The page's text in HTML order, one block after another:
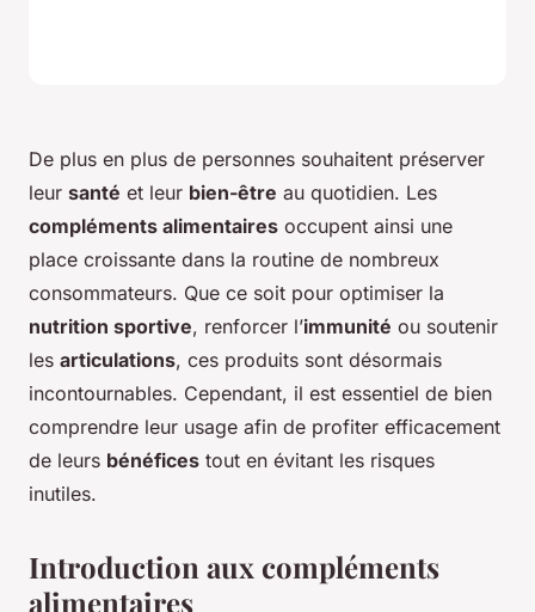
De plus en plus de personnes souhaitent préserver
leur santé et leur bien-être au quotidien. Les
compléments alimentaires occupent ainsi une
place croissante dans la routine de nombreux
consommateurs. Que ce soit pour optimiser la
nutrition sportive, renforcer l’immunité ou soutenir
les articulations, ces produits sont désormais
incontournables. Cependant, il est essentiel de bien
comprendre leur usage afin de profiter efficacement
de leurs bénéfices tout en évitant les risques
inutiles.
Introduction aux compléments
alimentaires